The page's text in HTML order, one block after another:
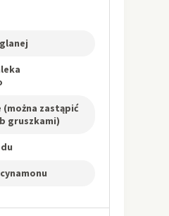
(można zastąpić
gruszkami)